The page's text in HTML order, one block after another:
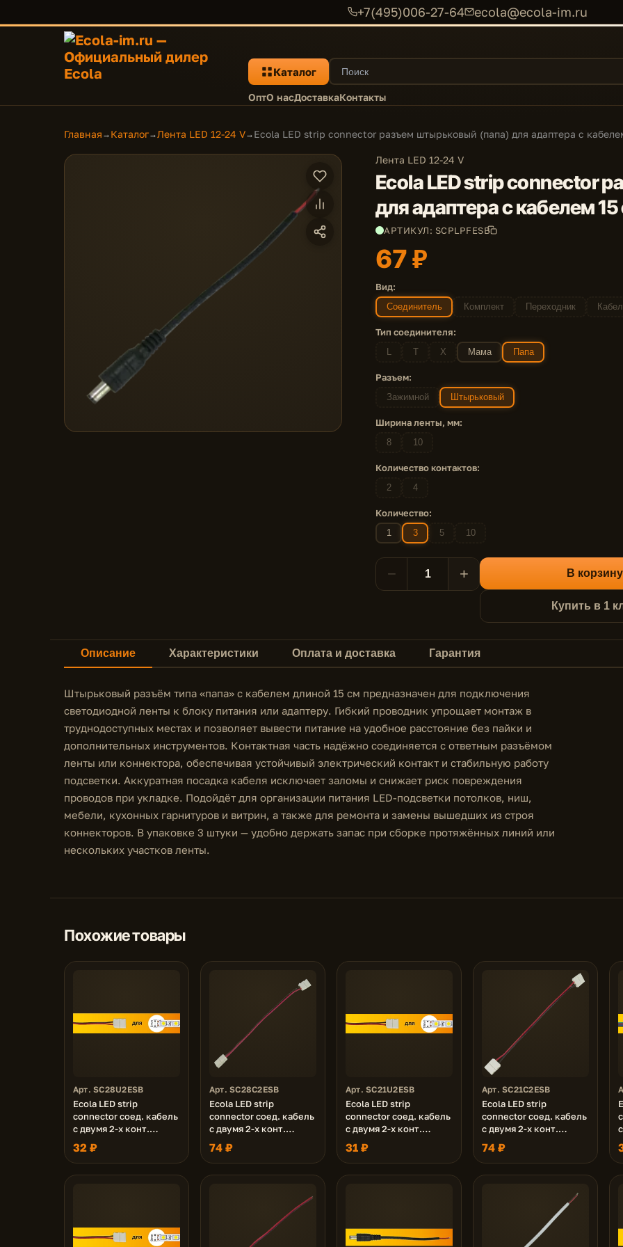
+7(495)006-27-64 ecola@ecola-im.ru
Каталог
ОптО насДоставкаКонтакты
Главная → Каталог→Лента LED 12-24 V→ Ecola LED strip connector разъем штырьковый (папа) для адаптера с
Лента LED 12-24 V
Ecola LED strip connector
для адаптера с кабелем
АРТИКУЛ: SCPLPFESB
67 ₽
Вид:
Соединитель Комплект Переходник
Тип соединителя:
L T X Мама Папа
Разъем:
Зажимной Штырьковый
Ширина ленты, мм:
8 10
Количество контактов:
2 4
Количество:
1 3 5 10
− + В корзину
Купить в 1
Описание Характеристики Оплата и доставка Гарантия
Штырьковый разъём типа «папа» с кабелем длиной 15 см предназначен для подключения
светодиодной ленты к блоку питания или адаптеру. Гибкий проводник упрощает монтаж в
труднодоступных местах и позволяет вывести питание на удобное расстояние без пайки и
дополнительных инструментов. Контактная часть надёжно соединяется с ответным разъёмом
ленты или коннектора, обеспечивая устойчивый электрический контакт и стабильную работу
подсветки. Аккуратная посадка кабеля исключает заломы и снижает риск повреждения
проводов при укладке. Подойдёт для организации питания LED-подсветки потолков, ниш,
мебели, кухонных гарнитуров и витрин, а также для ремонта и замены вышедших из строя
коннекторов. В упаковке 3 штуки — удобно держать запас при сборке протяжённых линий или
нескольких участков ленты.
Похожие товары
Арт. SC28U2ESB
Ecola LED strip
connector соед. кабель
с двумя 2-х конт.
зажимными разъемами
8mm 15 см 1шт.
32 ₽
Арт. SC28C2ESB
Ecola LED strip
connector соед. кабель
с двумя 2-х конт.
зажимными разъемами
8mm 15 см. уп. 3 шт.
74 ₽
Арт. SC21U2ESB
Ecola LED strip
connector соед. кабель
с двумя 2-х конт.
зажимными разъемами
10mm 15 см 1шт.
31 ₽
Арт. SC21C2ESB
Ecola LED strip
connector соед. кабель
с двумя 2-х конт.
зажимными разъемами
10mm 15 см. уп. 3 шт.
74 ₽